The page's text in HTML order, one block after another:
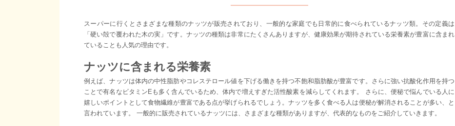
スーパーに行くとさまざまな種類のナッツが販売されており、一般的な家庭でも日常的に食べられているナッツ類。その定義は
「硬い殻で覆われた木の実」です。ナッツの種類は非常にたくさんありますが、健康効果が期待されている栄養素が豊富に含まれ
ていることも人気の理由です。
ナッツに含まれる栄養素
例えば、ナッツは体内の中性脂肪やコレステロール値を下げる働きを持つ不飽和脂肪酸が豊富です。さらに強い抗酸化作用を持つ
ことで有名なビタミンEも多く含んでいるため、体内で増えすぎた活性酸素を減らしてくれます。 さらに、便秘で悩んでいる人に
嬉しいポイントとして食物繊維が豊富である点が挙げられるでしょう。ナッツを多く食べる人は便秘が解消されることが多い、と
言われています。 一般的に販売されているナッツには、さまざまな種類がありますが、代表的なものをご紹介していきます。